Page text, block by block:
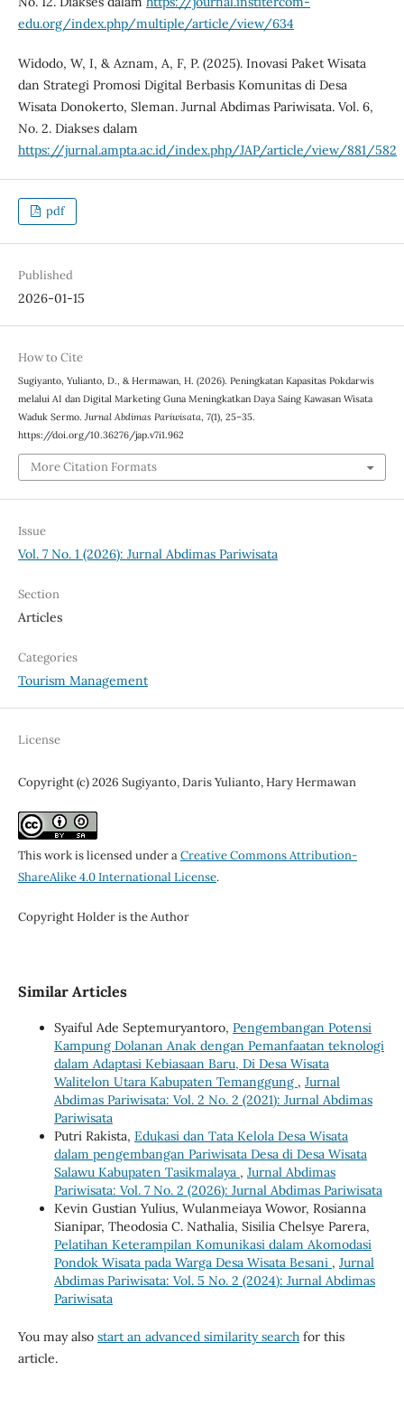
edu.org/index.php/multiple/article/view/634
Widodo, W, I, & Aznam, A, F, P. (2025). Inovasi Paket Wisata
dan Strategi Promosi Digital Berbasis Komunitas di Desa
Wisata Donokerto, Sleman. Jurnal Abdimas Pariwisata. Vol. 6,
No. 2. Diakses dalam
https://jurnal.ampta.ac.id/index.php/JAP/article/view/881/582
pdf
Published
2026-01-15
How to Cite
Sugiyanto, Yulianto, D., & Hermawan, H. (2026). Peningkatan Kapasitas Pokdarwis
melalui AI dan Digital Marketing Guna Meningkatkan Daya Saing Kawasan Wisata
Waduk Sermo. Jurnal Abdimas Pariwisata, 7(1), 25–35.
https://doi.org/10.36276/jap.v7i1.962
More Citation Formats
Issue
Vol. 7 No. 1 (2026): Jurnal Abdimas Pariwisata
Section
Articles
Categories
Tourism Management
License
Copyright (c) 2026 Sugiyanto, Daris Yulianto, Hary Hermawan
This work is licensed under aCreative Commons Attribution-
ShareAlike 4.0 International License.
Copyright Holder is the Author
Similar Articles
Syaiful Ade Septemuryantoro, Pengembangan Potensi
Kampung Dolanan Anak dengan Pemanfaatan teknologi
dalam Adaptasi Kebiasaan Baru, Di Desa Wisata
Walitelon Utara Kabupaten Temanggung , Jurnal
Abdimas Pariwisata: Vol. 2 No. 2 (2021): Jurnal Abdimas
Pariwisata
Putri Rakista, Edukasi dan Tata Kelola Desa Wisata
dalam pengembangan Pariwisata Desa di Desa Wisata
Salawu Kabupaten Tasikmalaya , Jurnal Abdimas
Pariwisata: Vol. 7 No. 2 (2026): Jurnal Abdimas Pariwisata
Kevin Gustian Yulius, Wulanmeiaya Wowor, Rosianna
Sianipar, Theodosia C. Nathalia, Sisilia Chelsye Parera,
Pelatihan Keterampilan Komunikasi dalam Akomodasi
Pondok Wisata pada Warga Desa Wisata Besani , Jurnal
Abdimas Pariwisata: Vol. 5 No. 2 (2024): Jurnal Abdimas
Pariwisata
You may also start an advanced similarity searchfor this
article.